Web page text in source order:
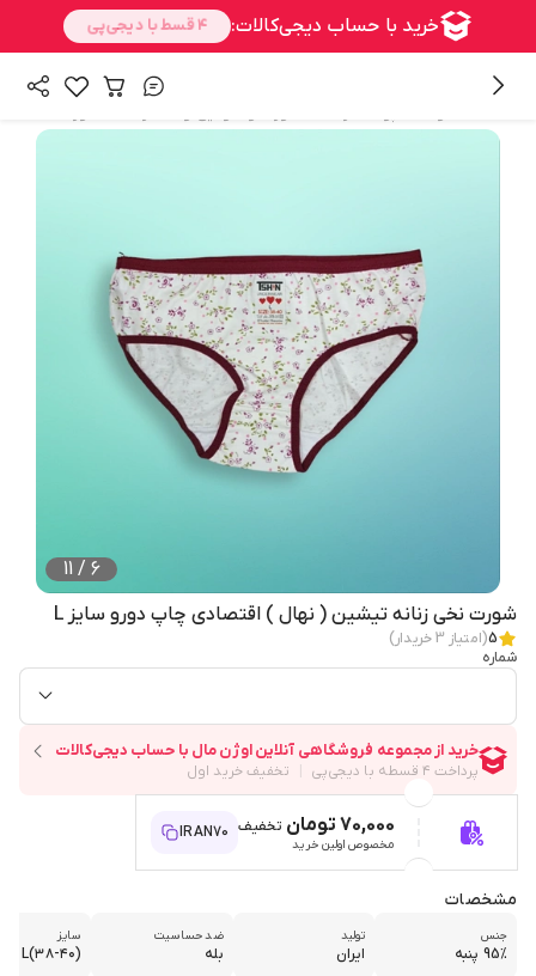
6
/
11
شورت نخی زنانه تیشین ( نهال ) اقتصادی چاپ دورو سایز L
5(امتیاز 3خریدار)
شماره
70,000 تومان تخفیف
مخصوص اولین خرید
IRAN70
مشخصات
جنس
95% پنبه
تولید
ایران
ضد حساسیت
بله
سایز
L(۳۸-۴۰)